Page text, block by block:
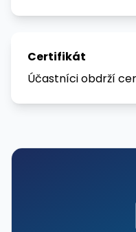
Certifikát
Účastníci obdrží